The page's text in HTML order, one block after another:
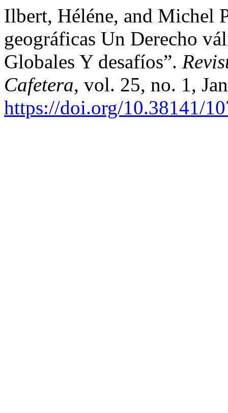
Ilbert, Héléne, and Michel
geográficas Un Derecho
Globales Y desafíos”.
Cafetera, vol. 25, no. 1,
https://doi.org/10.38141/